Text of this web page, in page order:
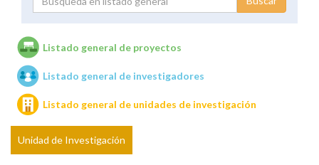
Unidades de investigación
Listado general de proyectos
Listado general de investigadores
Listado general de unidades de investigación
Unidad de Investigación